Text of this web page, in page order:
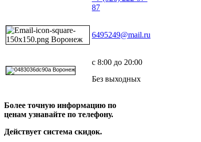
87
6495249@mail.ru
с 8:00 до 20:00
Без выходных
Более точную информацию по
ценам узнавайте по телефону.
Действует система скидок.